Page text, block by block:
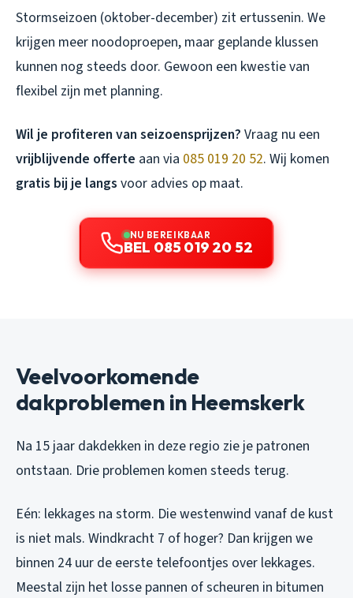
Stormseizoen (oktober-december) zit ertussenin. We
krijgen meer noodoproepen, maar geplande klussen
kunnen nog steeds door. Gewoon een kwestie van
flexibel zijn met planning.
Wil je profiteren van seizoensprijzen? Vraag nu een
vrijblijvende offerte aan via 085 019 20 52. Wij komen
gratis bij je langs voor advies op maat.
NU BEREIKBAAR
BEL 085 019 20 52
Veelvoorkomende
dakproblemen in Heemskerk
Na 15 jaar dakdekken in deze regio zie je patronen
ontstaan. Drie problemen komen steeds terug.
Eén: lekkages na storm. Die westenwind vanaf de kust
is niet mals. Windkracht 7 of hoger? Dan krijgen we
binnen 24 uur de eerste telefoontjes over lekkages.
Meestal zijn het losse pannen of scheuren in bitumen